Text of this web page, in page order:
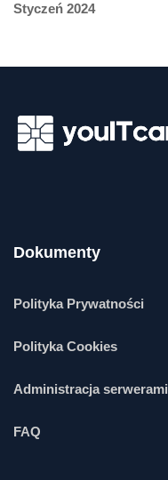
Styczeń 2024
Dokumenty
Polityka Prywatności
Polityka Cookies
Administracja serwerami
FAQ